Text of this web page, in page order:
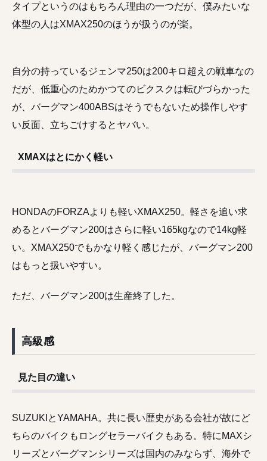
タイプというのはもちろん理由の一つだが、僕みたいな
体型の人はXMAX250のほうが扱うのが楽。
自分の持っているジェンマ250は200キロ超えの戦車なの
だが、低重心のためかつてのビクスクは転びづらかった
が、バーグマン400ABSはそうでもないため操作しやす
い反面、立ちごけするとヤバい。
XMAXはとにかく軽い
HONDAのFORZAよりも軽いXMAX250。軽さを追い求
めるとバーグマン200はさらに軽い165kgなので14kg軽
い。XMAX250でもかなり軽く感じたが、バーグマン200
はもっと扱いやすい。
ただ、バーグマン200は生産終了した。
高級感
見た目の違い
SUZUKIとYAMAHA。共に長い歴史がある会社が故にど
ちらのバイクもロングセラーバイクもある。特にMAXシ
リーズとバーグマンシリーズは国内のみならず、海外で